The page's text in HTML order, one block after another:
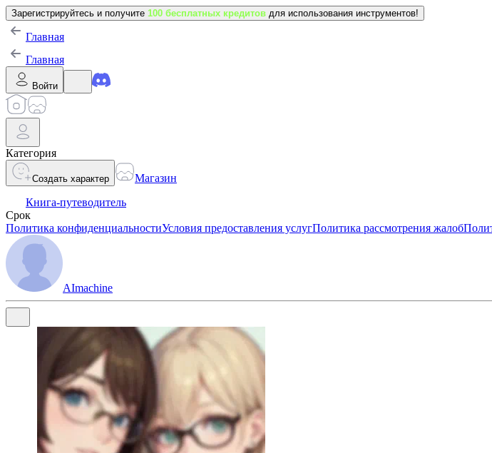
Зарегистрируйтесь и получите 100 бесплатных кредитов для использования инструментов!
Главная
Главная
Войти
Категория
Создать характер
Магазин
Книга-путеводитель
Срок
Политика конфиденциальностиУсловия предоставления услугПолитика рассмотрения жалоб
AImachine